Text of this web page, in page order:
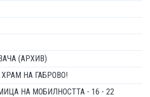
(АРХИВ)
НА ГАБРОВО!
НА МОБИЛНОСТТА - 16 - 22